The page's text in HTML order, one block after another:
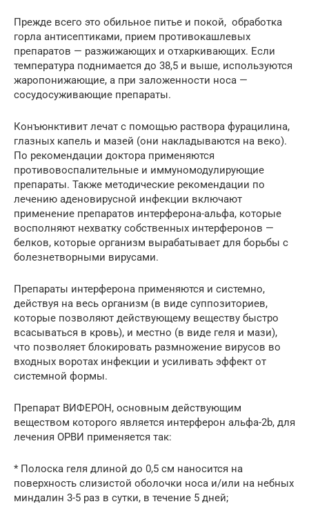
Прежде всего это обильное питье и покой, обработка
горла антисептиками, прием противокашлевых
препаратов — разжижающих и отхаркивающих. Если
температура поднимается до 38,5 и выше, используются
жаропонижающие, а при заложенности носа —
сосудосуживающие препараты.
Конъюнктивит лечат с помощью раствора фурацилина,
глазных капель и мазей (они накладываются на веко).
По рекомендации доктора применяются
противовоспалительные и иммуномодулирующие
препараты. Также методические рекомендации по
лечению аденовирусной инфекции включают
применение препаратов интерферона-альфа, которые
восполняют нехватку собственных интерферонов —
белков, которые организм вырабатывает для борьбы с
болезнетворными вирусами.
Препараты интерферона применяются и системно,
действуя на весь организм (в виде суппозиториев,
которые позволяют действующему веществу быстро
всасываться в кровь), и местно (в виде геля и мази),
что позволяет блокировать размножение вирусов во
входных воротах инфекции и усиливать эффект от
системной формы.
Препарат ВИФЕРОН, основным действующим
веществом которого является интерферон альфа-2b, для
лечения ОРВИ применяется так:
* Полоска геля длиной до 0,5 см наносится на
поверхность слизистой оболочки носа и/или на небных
миндалин 3-5 раз в сутки, в течение 5 дней;